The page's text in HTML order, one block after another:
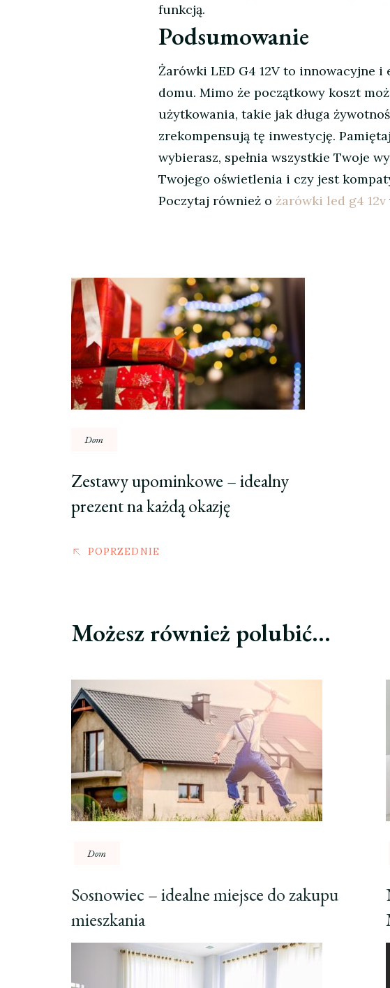
funkcją.
Podsumowanie
Żarówki LED G4 12V to innowacyjne
domu. Mimo że początkowy koszt
użytkowania, takie jak długa
zrekompensują tę inwestycję.
wybierasz, spełnia wszystkie Twoje
Twojego oświetlenia i czy jest
Poczytaj również o żarówki led g4 12v
Nawigacja
wpisu
Dom
Zestawy upominkowe – idealny
prezent na każdą okazję
POPRZEDNIE
Możesz również polubić…
Dom
Sosnowiec – idealne miejsce do zakupu
mieszkania